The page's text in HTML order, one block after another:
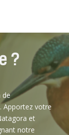
?
de
Apportez votre
et
notre